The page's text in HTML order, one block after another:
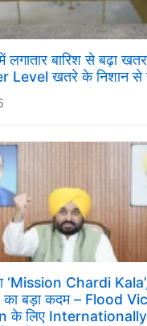
बारिश से बढ़ा
Level खतरे के निशान से
‘Mission Chardi
बड़ा कदम – Flood
के लिए Internationally